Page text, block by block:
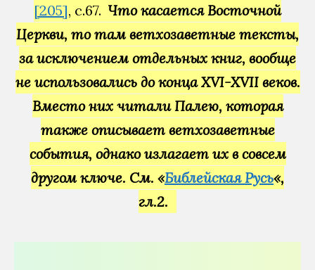
[205], c.67. Что касается Восточной
Церкви, то там ветхозаветные тексты,
за исключением отдельных книг, вообще
не использовались до конца XVI-XVII веков.
Вместо них читали Палею, которая
также описывает ветхозаветные
события, однако излагает их в совсем
другом ключе. См. «Библейская Русь«,
гл.2.